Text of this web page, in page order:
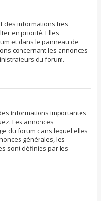
des informations très
en priorité. Elles
et dans le panneau de
concernant les annonces
du forum.
informations importantes
Les annonces
du forum dans lequel elles
générales, les
sont définies par les